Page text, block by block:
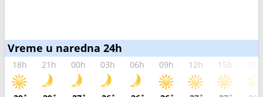
Vreme u naredna 24h
18h 21h 00h 03h 06h 09h 12h 15h